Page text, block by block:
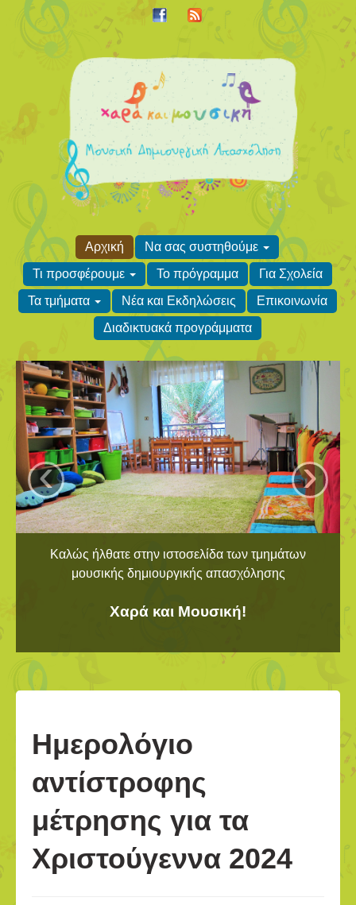
Αρχική
Να σας συστηθούμε
Τι προσφέρουμε
Το πρόγραμμα
Για Σχολεία
Τα τμήματα
Νέα και Εκδηλώσεις
Επικοινωνία
Διαδικτυακά προγράμματα
Καλώς ήλθατε στην ιστοσελίδα των τμημάτων
μουσικής δημιουργικής απασχόλησης
Χαρά και Μουσική!
‹ ›
Ημερολόγιο
αντίστροφης
μέτρησης για τα
Χριστούγεννα 2024